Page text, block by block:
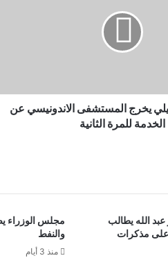
يخرج المستشفى الاندونيسي عن
الخدمة للمرة الثانية
الله يطالب
على مذكرات
مجلس الوزراء
والنفط
منذ 3 أيام